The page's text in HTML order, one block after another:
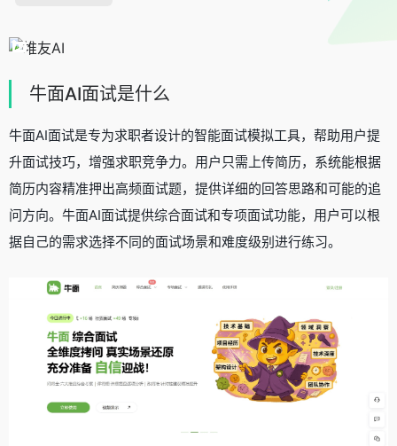
牛面AI面试是什么
牛面AI面试是专为求职者设计的智能面试模拟工具，帮助用户提
升面试技巧，增强求职竞争力。用户只需上传简历，系统能根据
简历内容精准押出高频面试题，提供详细的回答思路和可能的追
问方向。牛面AI面试提供综合面试和专项面试功能，用户可以根
据自己的需求选择不同的面试场景和难度级别进行练习。